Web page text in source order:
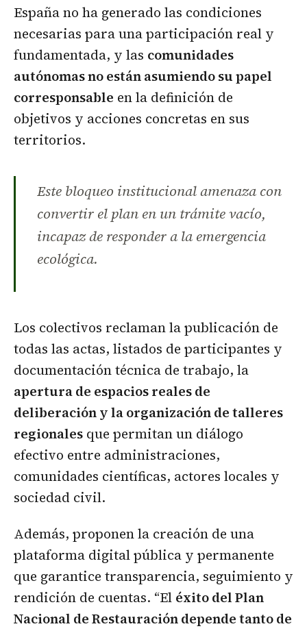
España no ha generado las condiciones
necesarias para una participación real y
fundamentada, y las comunidades
autónomas no están asumiendo su papel
corresponsable en la definición de
objetivos y acciones concretas en sus
territorios.
Este bloqueo institucional amenaza con
convertir el plan en un trámite vacío,
incapaz de responder a la emergencia
ecológica.
Los colectivos reclaman la publicación de
todas las actas, listados de participantes y
documentación técnica de trabajo, la
apertura de espacios reales de
deliberación y la organización de talleres
regionales que permitan un diálogo
efectivo entre administraciones,
comunidades científicas, actores locales y
sociedad civil.
Además, proponen la creación de una
plataforma digital pública y permanente
que garantice transparencia, seguimiento y
rendición de cuentas. “El éxito del Plan
Nacional de Restauración depende tanto de